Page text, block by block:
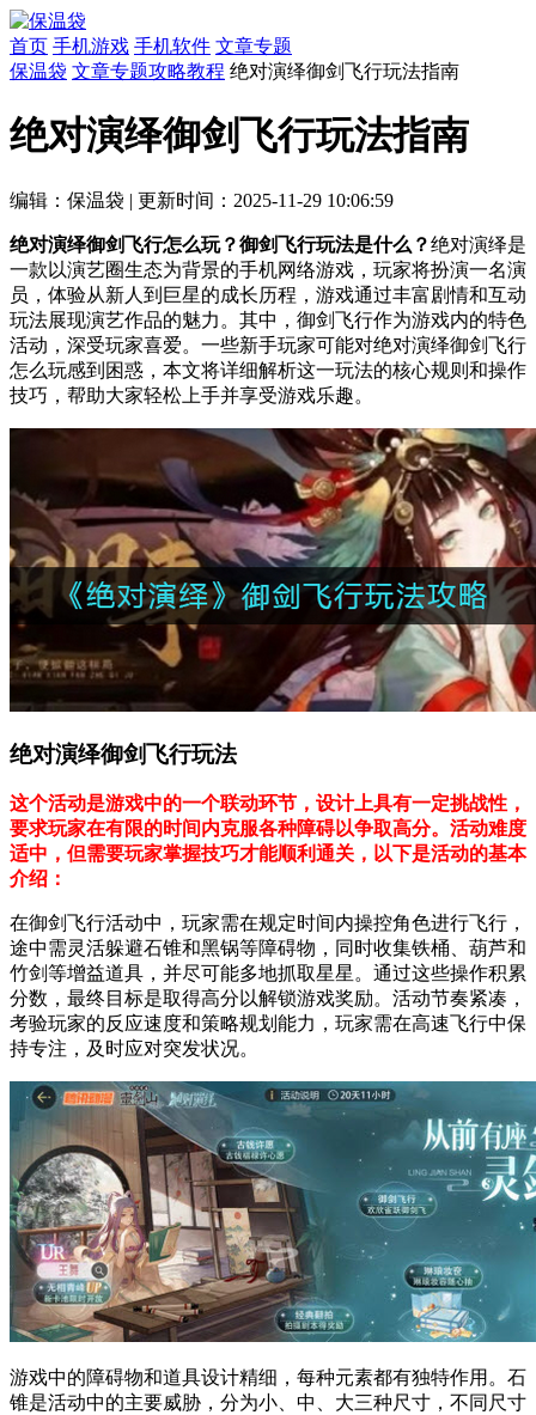
首页 手机游戏 手机软件 文章专题
保温袋 文章专题攻略教程 绝对演绎御剑飞行玩法指南
绝对演绎御剑飞行玩法指南
编辑：保温袋 | 更新时间：2025-11-29 10:06:59
绝对演绎御剑飞行怎么玩？御剑飞行玩法是什么？绝对演绎是
一款以演艺圈生态为背景的手机网络游戏，玩家将扮演一名演
员，体验从新人到巨星的成长历程，游戏通过丰富剧情和互动
玩法展现演艺作品的魅力。其中，御剑飞行作为游戏内的特色
活动，深受玩家喜爱。一些新手玩家可能对绝对演绎御剑飞行
怎么玩感到困惑，本文将详细解析这一玩法的核心规则和操作
技巧，帮助大家轻松上手并享受游戏乐趣。
绝对演绎御剑飞行玩法
这个活动是游戏中的一个联动环节，设计上具有一定挑战性，
要求玩家在有限的时间内克服各种障碍以争取高分。活动难度
适中，但需要玩家掌握技巧才能顺利通关，以下是活动的基本
介绍：
在御剑飞行活动中，玩家需在规定时间内操控角色进行飞行，
途中需灵活躲避石锥和黑锅等障碍物，同时收集铁桶、葫芦和
竹剑等增益道具，并尽可能多地抓取星星。通过这些操作积累
分数，最终目标是取得高分以解锁游戏奖励。活动节奏紧凑，
考验玩家的反应速度和策略规划能力，玩家需在高速飞行中保
持专注，及时应对突发状况。
游戏中的障碍物和道具设计精细，每种元素都有独特作用。石
锥是活动中的主要威胁，分为小、中、大三种尺寸，不同尺寸